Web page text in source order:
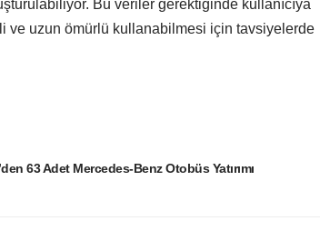
Bu veriler gerektiğinde kullanıcıya
ve uzun ömürlü kullanabilmesi için tavsiyelerde
63 Adet Mercedes-Benz Otobüs Yatırımı